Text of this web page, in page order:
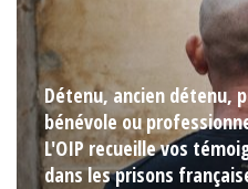
Détenu, ancien détenu,
bénévole ou
L'OIP recueille vos
dans les prisons